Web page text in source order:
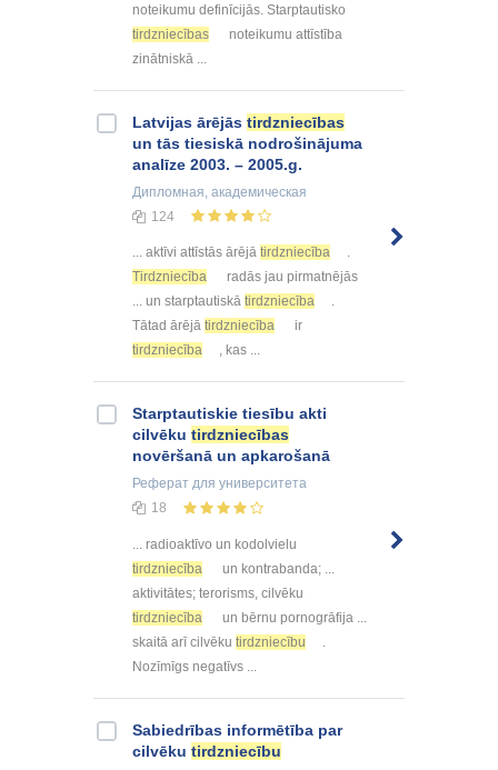
noteikumu definīcijās. Starptautisko
tirdzniecības
noteikumu attīstība
zinātniskā ...
Latvijas ārējās tirdzniecības
un tās tiesiskā nodrošinājuma
analīze 2003. – 2005.g.
Дипломная , академическая
124
... aktīvi attīstās ārējā tirdzniecība
.
Tirdzniecība
radās jau pirmatnējās
... un starptautiskā tirdzniecība
.
Tātad ārējā tirdzniecība
ir
tirdzniecība
, kas ...
Starptautiskie tiesību akti
cilvēku tirdzniecības
novēršanā un apkarošanā
Реферат для университета
18
... radioaktīvo un kodolvielu
tirdzniecība
un kontrabanda; ...
aktivitātes; terorisms, cilvēku
tirdzniecība
un bērnu pornogrāfija ...
skaitā arī cilvēku tirdzniecību
.
Nozīmīgs negatīvs ...
Sabiedrības informētība par
cilvēku tirdzniecību